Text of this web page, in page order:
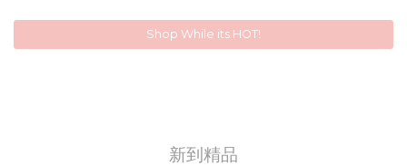
Shop While its HOT!
新到精品